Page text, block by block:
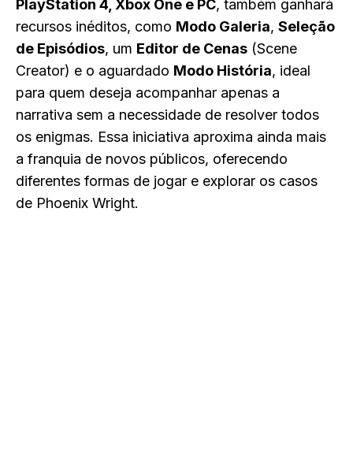
PlayStation 4, Xbox One e PC, também ganhará
recursos inéditos, como Modo Galeria, Seleção
de Episódios, um Editor de Cenas (Scene
Creator) e o aguardado Modo História, ideal
para quem deseja acompanhar apenas a
narrativa sem a necessidade de resolver todos
os enigmas. Essa iniciativa aproxima ainda mais
a franquia de novos públicos, oferecendo
diferentes formas de jogar e explorar os casos
de Phoenix Wright.